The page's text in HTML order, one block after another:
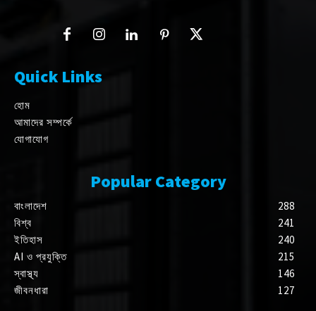
Quick Links
হোম
আমাদের সম্পর্কে
যোগাযোগ
Popular Category
বাংলাদেশ
288
বিশ্ব
241
ইতিহাস
240
AI ও প্রযুক্তি
215
স্বাস্থ্য
146
জীবনধারা
127